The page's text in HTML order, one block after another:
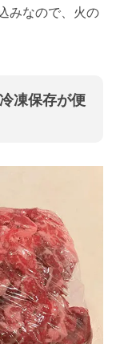
みなので、火の
凍保存が便